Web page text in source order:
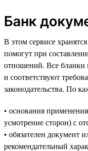
Банк
В этом сервисе хранятся
помогут при
отношений. Все бланки
и соответствуют
законодательства. По
• основания
усмотрение сторон) с
• обязателен документ
рекомендательный